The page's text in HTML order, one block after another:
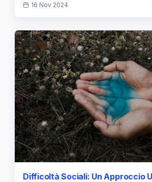
16 Nov 2024
Difficoltà Sociali: Un Approccio